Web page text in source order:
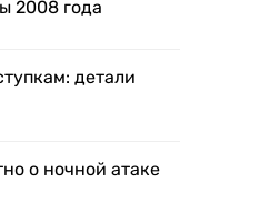
2008 года
детали
о ночной атаке